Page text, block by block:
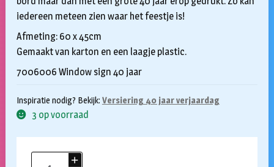
iedereen meteen zien waar het feestje is!
Afmeting: 60 x 45cm
Gemaakt van karton en een laagje plastic.
7006006 Window sign 40 jaar
Inspiratie nodig? Bekijk: Versiering 40 jaar verjaardag
3 op voorraad